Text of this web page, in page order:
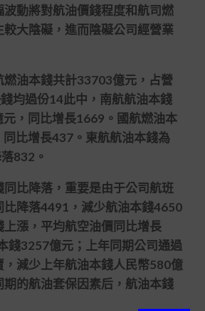
波動將對航油價錢程度和航司燃
較大陰礙，進而陰礙公司經營業
油本錢共計33703億元，占營
錢均過份14此中，南航航油本錢
，同比增長1669。國航燃油本
比增長437。東航航油本錢為
832。
比降落，重要是由于公司航班
比降落4491，減少航油本錢4650
上漲，平均航空油價同比增長
錢3257億元；上年同期公司通過
，減少上年航油本錢人民幣580億
期的航油套保因素后，航油本錢